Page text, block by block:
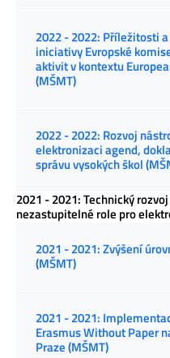
2022 - 2022: Příležitosti
iniciativy Evropské
aktivit v kontextu
(MŠMT)
2022 - 2022: Rozvoj
elektronizaci agend,
správu vysokých škol
2021 - 2021: Technický
nezastupitelné role pro
2021 - 2021: Zvýšení
(MŠMT)
2021 - 2021:
Erasmus Without Paper
Praze (MŠMT)